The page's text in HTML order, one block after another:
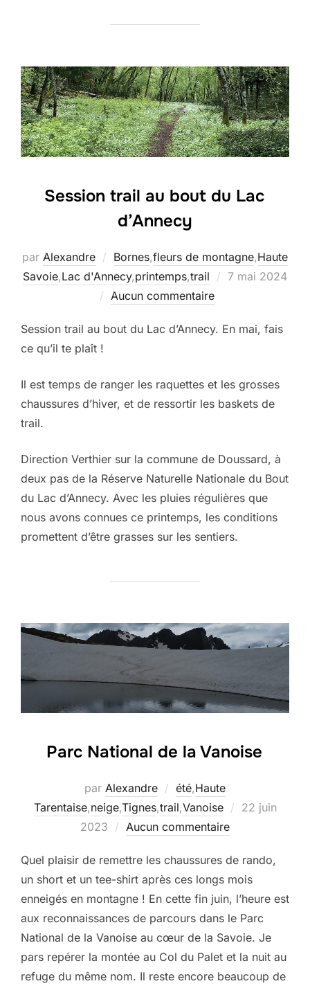
Session trail au bout du Lac
d’Annecy
par Alexandre Bornes,fleurs de montagne,Haute
Savoie,Lac d'Annecy,printemps,trail
Publié
7 mai 2024
Aucun commentaire
Session trail au bout du Lac d’Annecy. En mai, fais
ce qu’il te plaît !
Il est temps de ranger les raquettes et les grosses
chaussures d’hiver, et de ressortir les baskets de
trail.
Direction Verthier sur la commune de Doussard, à
deux pas de la Réserve Naturelle Nationale du Bout
du Lac d’Annecy. Avec les pluies régulières que
nous avons connues ce printemps, les conditions
promettent d’être grasses sur les sentiers.
Parc National de la Vanoise
par Alexandre été,Haute
Tarentaise,neige,Tignes,trail,Vanoise
Publié
22 juin
2023
Aucun commentaire
Quel plaisir de remettre les chaussures de rando,
un short et un tee-shirt après ces longs mois
enneigés en montagne ! En cette fin juin, l’heure est
aux reconnaissances de parcours dans le Parc
National de la Vanoise au cœur de la Savoie. Je
pars repérer la montée au Col du Palet et la nuit au
refuge du même nom. Il reste encore beaucoup de